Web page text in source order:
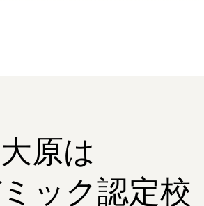
大原は
ック認定校